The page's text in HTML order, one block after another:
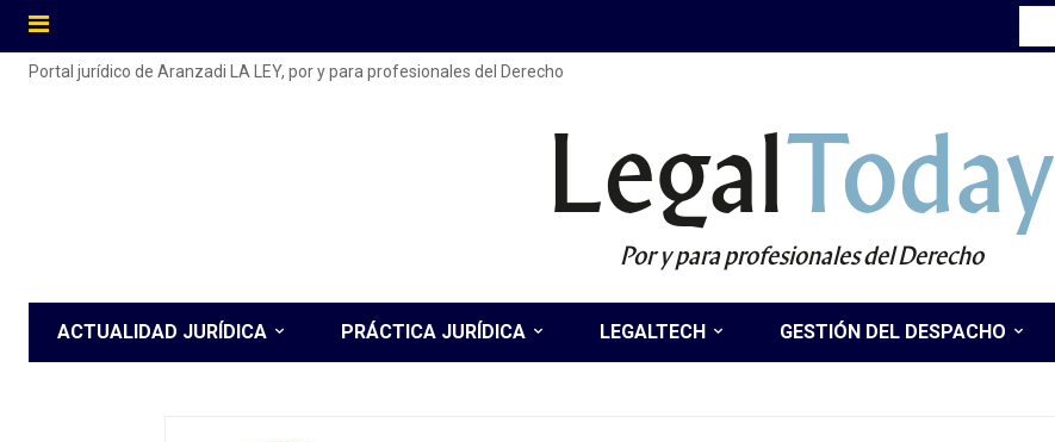
Portal jurídico de Aranzadi LA LEY, por y para profesionales del Derecho
LegalToday
Por y para profesionales del Derecho
ACTUALIDAD JURÍDICA PRÁCTICA JURÍDICA LEGALTECH GESTIÓN DEL DESPACHO